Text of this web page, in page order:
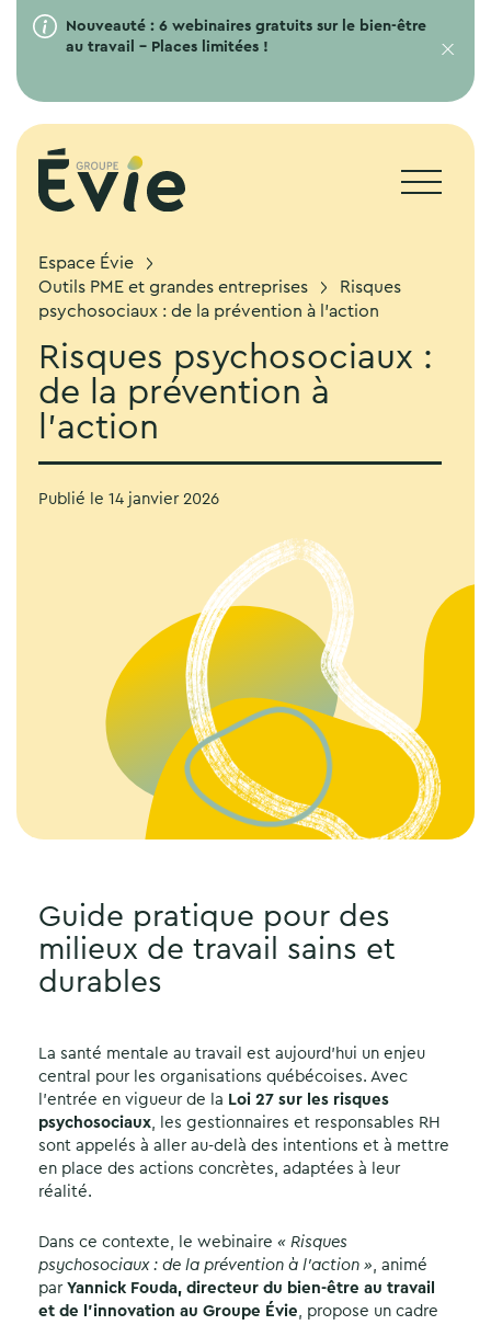
Nouveauté : 6 webinaires gratuits sur le bien-être
au travail – Places limitées !
Espace Évie
Outils PME et grandes entreprises
Risques
psychosociaux : de la prévention à l’action
Risques psychosociaux :
de la prévention à
l’action
Publié le 14 janvier 2026
Guide pratique pour des
milieux de travail sains et
durables
La santé mentale au travail est aujourd’hui un enjeu
central pour les organisations québécoises. Avec
l’entrée en vigueur de la Loi 27 sur les risques
psychosociaux, les gestionnaires et responsables RH
sont appelés à aller au-delà des intentions et à mettre
en place des actions concrètes, adaptées à leur
réalité.
Dans ce contexte, le webinaire « Risques
psychosociaux : de la prévention à l’action », animé
par Yannick Fouda, directeur du bien-être au travail
et de l’innovation au Groupe Évie, propose un cadre